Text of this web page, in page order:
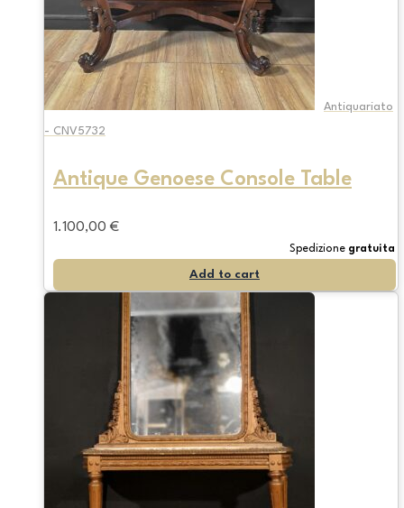
Antiquariato
- CNV5732
Antique Genoese Console Table
1.100,00 €
Spedizione gratuita
Add to cart